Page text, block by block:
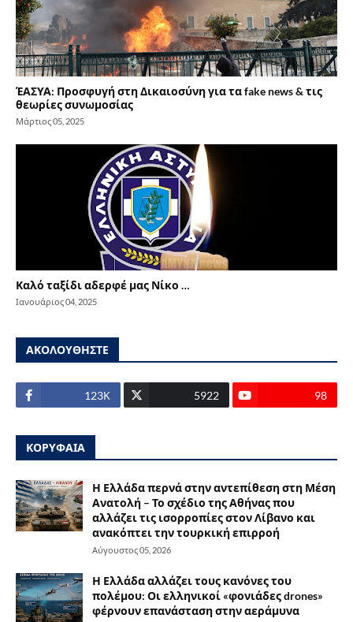
ΈΑΣΥΑ: Προσφυγή στη Δικαιοσύνη για τα fake news & τις
θεωρίες συνωμοσίας
Μάρτιος 05, 2025
Καλό ταξίδι αδερφέ μας Νίκο …
Ιανουάριος 04, 2025
ΑΚΟΛΟΥΘΗΣΤΕ
123Κ 5922 98
ΚΟΡΥΦΑΙΑ
Η Ελλάδα περνά στην αντεπίθεση στη Μέση
Ανατολή – Το σχέδιο της Αθήνας που
αλλάζει τις ισορροπίες στον Λίβανο και
ανακόπτει την τουρκική επιρροή
Αύγουστος 05, 2026
Η Ελλάδα αλλάζει τους κανόνες του
πολέμου: Οι ελληνικοί «φονιάδες drones»
φέρνουν επανάσταση στην αεράμυνα